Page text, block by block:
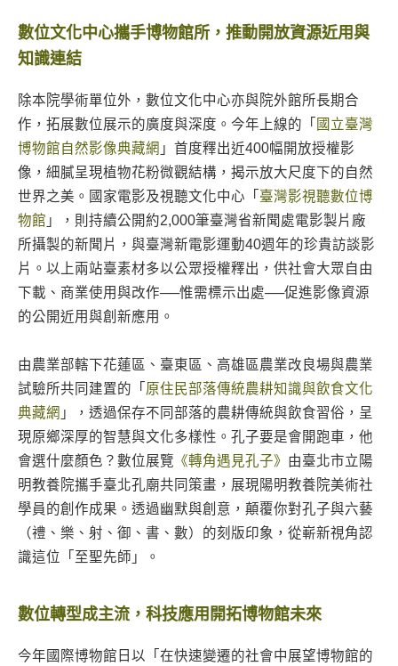
數位文化中心攜手博物館所，推動開放資源近用與
知識連結
除本院學術單位外，數位文化中心亦與院外館所長期合
作，拓展數位展示的廣度與深度。今年上線的「 國立臺灣
博物館自然影像典藏網 」首度釋出近400幅開放授權影
像，細膩呈現植物花粉微觀結構，揭示放大尺度下的自然
世界之美。國家電影及視聽文化中心「 臺灣影視聽數位博
物館 」，則持續公開約2,000筆臺灣省新聞處電影製片廠
所攝製的新聞片，與臺灣新電影運動40週年的珍貴訪談影
片。以上兩站臺素材多以公眾授權釋出，供社會大眾自由
下載、商業使用與改作──惟需標示出處──促進影像資源
的公開近用與創新應用。
由農業部轄下花蓮區、臺東區、高雄區農業改良場與農業
試驗所共同建置的「 原住民部落傳統農耕知識與飲食文化
典藏網 」，透過保存不同部落的農耕傳統與飲食習俗，呈
現原鄉深厚的智慧與文化多樣性。孔子要是會開跑車，他
會選什麼顏色？數位展覽 《轉角遇見孔子》 由臺北市立陽
明教養院攜手臺北孔廟共同策畫，展現陽明教養院美術社
學員的創作成果。透過幽默與創意，顛覆你對孔子與六藝
（禮、樂、射、御、書、數）的刻版印象，從嶄新視角認
識這位「至聖先師」。
數位轉型成主流，科技應用開拓博物館未來
今年國際博物館日以「在快速變遷的社會中展望博物館的